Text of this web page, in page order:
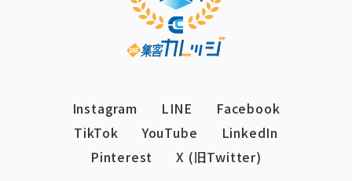
Instagram LINE
Facebook
TikTok
YouTube
LinkedIn
Pinterest
X (旧Twitter)